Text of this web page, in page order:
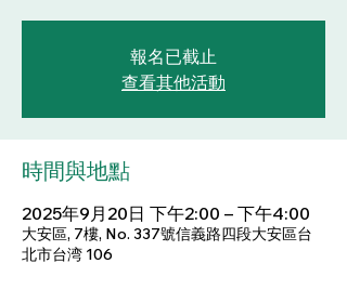
報名已截止
查看其他活動
時間與地點
2025年9月20日 下午2:00 – 下午4:00
大安區, 7樓, No. 337號信義路四段大安區台
北市台湾 106